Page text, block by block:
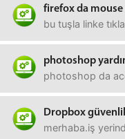
firefox da
bu tuşla linke
photoshop
photoshop da
Dropbox
merhaba.iş